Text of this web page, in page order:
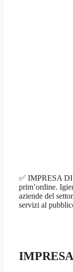
✅ IMPRESA
prim’ordine.
aziende del
servizi al